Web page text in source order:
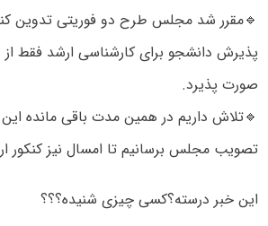
🔹مقرر شد مجلس طرح دو فوریتی تدوین
پذیرش دانشجو برای کارشناسی ارشد فقط
صورت پذیرد.
🔹تلاش داریم در همین مدت باقی مانده
تصویب مجلس برسانیم تا امسال نیز کنکور ارشد ۹۹ برگزار
این خبر درسته؟کسی چیزی شنیده؟؟؟